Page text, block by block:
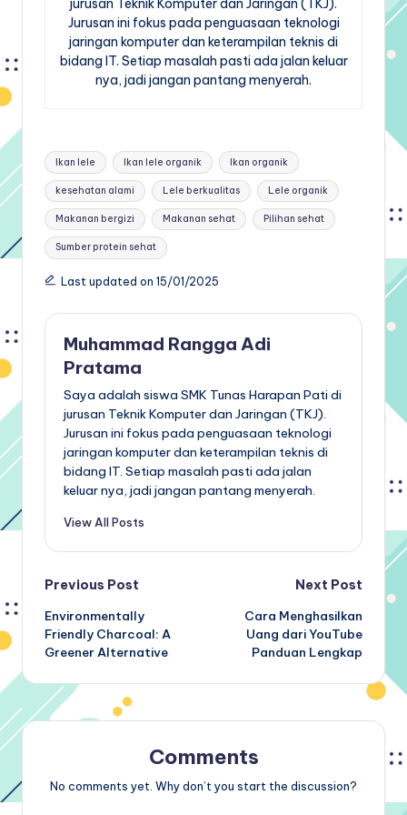
jurusan Teknik Komputer dan Jaringan (TKJ).
Jurusan ini fokus pada penguasaan teknologi
jaringan komputer dan keterampilan teknis di
bidang IT. Setiap masalah pasti ada jalan keluar
nya, jadi jangan pantang menyerah.
Tags:
Ikan lele Ikan lele organik Ikan organik
kesehatan alami Lele berkualitas Lele organik
Makanan bergizi Makanan sehat Pilihan sehat
Sumber protein sehat
Last updated on 15/01/2025
Muhammad Rangga Adi
Pratama
Saya adalah siswa SMK Tunas Harapan Pati di
jurusan Teknik Komputer dan Jaringan (TKJ).
Jurusan ini fokus pada penguasaan teknologi
jaringan komputer dan keterampilan teknis di
bidang IT. Setiap masalah pasti ada jalan
keluar nya, jadi jangan pantang menyerah.
View All Posts
Post
navigation
Previous Post
Environmentally
Friendly Charcoal: A
Greener Alternative
Next Post
Cara Menghasilkan
Uang dari YouTube
Panduan Lengkap
Comments
No comments yet. Why don’t you start the discussion?